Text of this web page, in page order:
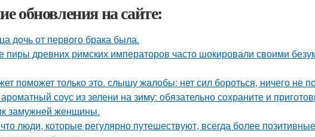
обновления на сайте:
дочь от первого брака была.
пиры древних римских императоров часто шокировали своими
поможет только это. слышу жалобы: нет сил бороться, ничего не
соус из зелени на зиму: обязательно сохраните и
замужней женщины.
люди, которые регулярно путешествуют, всегда более